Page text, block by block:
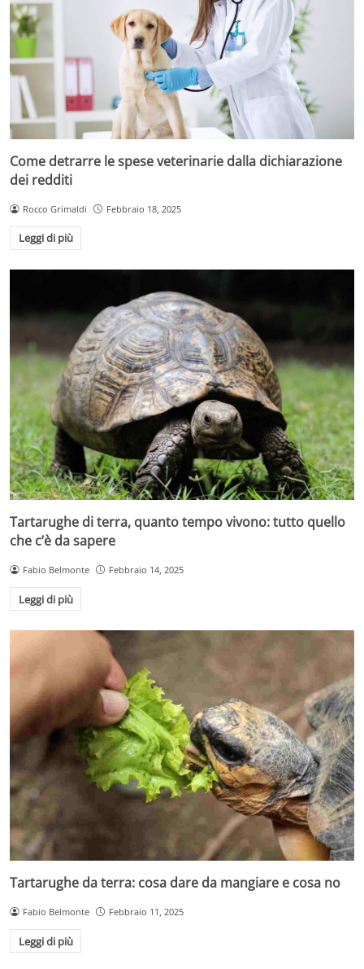
Come detrarre le spese veterinarie dalla dichiarazione
dei redditi
Rocco Grimaldi Febbraio 18, 2025
Leggi di più
Tartarughe di terra, quanto tempo vivono: tutto quello
che c’è da sapere
Fabio Belmonte Febbraio 14, 2025
Leggi di più
Tartarughe da terra: cosa dare da mangiare e cosa no
Fabio Belmonte Febbraio 11, 2025
Leggi di più